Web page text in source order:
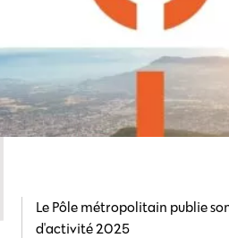
Le Pôle métropolitain publie
d'activité 2025